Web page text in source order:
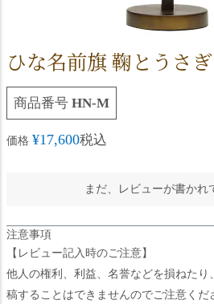
ひな名前旗 鞠とうさ
商品番号 HN-M
価格 ¥17,600税込
まだ、レビューが書かれ
注意事項
【レビュー記入時のご注意】
他人の権利、利益、名誉などを損ねたり
稿することはできませんのでご注意くだ